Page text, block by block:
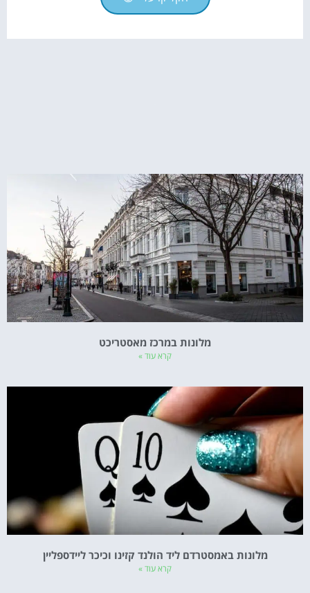
מלונות במרכז מאסטריכט
קרא עוד »
מלונות באמסטרדם ליד הולנד קזינו וכיכר ליידספליין
קרא עוד »